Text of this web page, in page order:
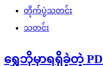
တိုက်ပွဲသတင်း
သတင်း
ရွှေဘိုမှာရရှိခဲ့တဲ့